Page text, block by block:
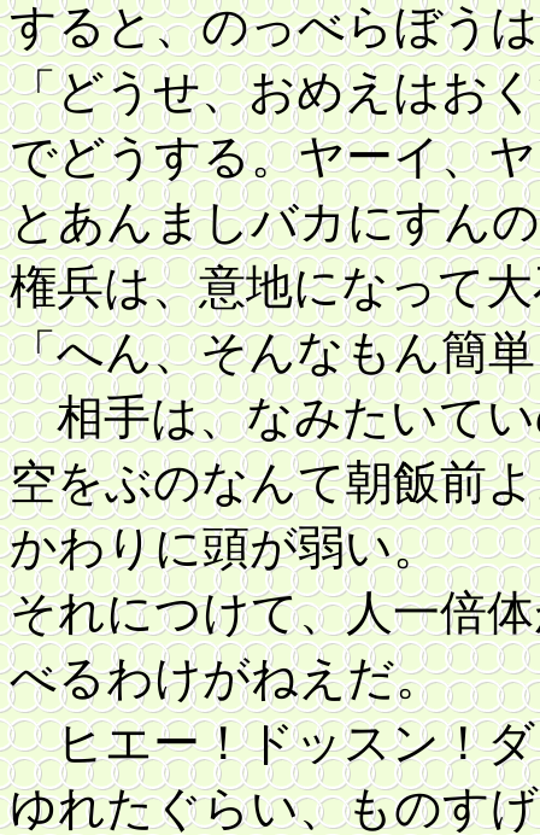
すると、のっべらぼう
「どうせ、おめえはお
でどうする。ヤーイ、
とあんましバカにすん
権兵は、意地になって
「へん、そんなもん簡
相手は、なみたいてい
空をぶのなんて朝飯前
かわりに頭が弱い。
それにつけて、人一倍
べるわけがねえだ。
ヒエー！ドッスン！
ゆれたぐらい、ものす